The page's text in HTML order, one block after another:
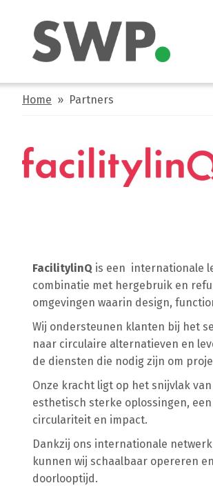
Home » Partners
FacilitylinQ is een internationale
combinatie met hergebruik en
omgevingen waarin design,
Wij ondersteunen klanten bij het
naar circulaire alternatieven en
de diensten die nodig zijn om
Onze kracht ligt op het snijvlak van
esthetisch sterke oplossingen,
circulariteit en impact.
Dankzij ons internationale
kunnen wij schaalbaar opereren
doorlooptijd.